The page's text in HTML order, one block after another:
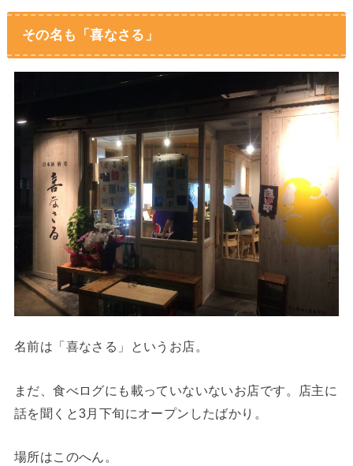
その名も「喜なさる」
名前は「喜なさる」というお店。
まだ、食べログにも載っていないないお店です。店主に
話を聞くと3月下旬にオープンしたばかり。
場所はこのへん。